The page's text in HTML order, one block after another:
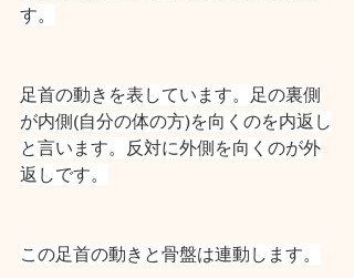
す。
足首の動きを表しています。足の裏側
が内側(自分の体の方)を向くのを内返し
と言います。反対に外側を向くのが外
返しです。
この足首の動きと骨盤は連動します。